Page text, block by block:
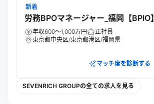
新着
労務BPOマネージャー_福岡【BPIO】
年収600～1,000万円
正社員
東京都中央区/東京都港区/福岡県
マッチ度を診断する
SEVENRICH GROUPの全ての求人を見る